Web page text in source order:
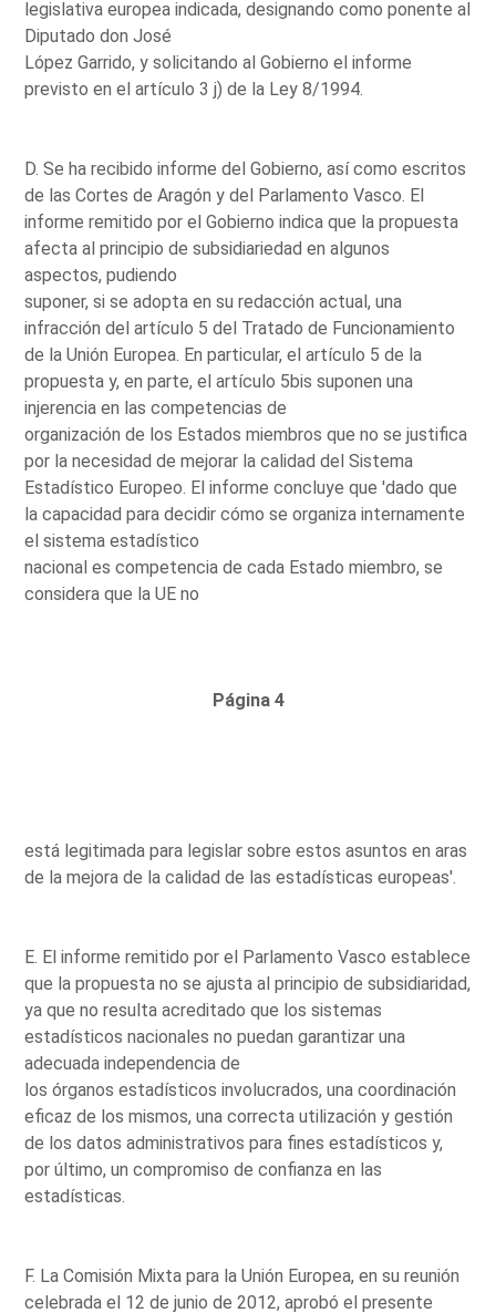
legislativa europea indicada, designando como ponente al
Diputado don José
López Garrido, y solicitando al Gobierno el informe
previsto en el artículo 3 j) de la Ley 8/1994.
D. Se ha recibido informe del Gobierno, así como escritos
de las Cortes de Aragón y del Parlamento Vasco. El
informe remitido por el Gobierno indica que la propuesta
afecta al principio de subsidiariedad en algunos
aspectos, pudiendo
suponer, si se adopta en su redacción actual, una
infracción del artículo 5 del Tratado de Funcionamiento
de la Unión Europea. En particular, el artículo 5 de la
propuesta y, en parte, el artículo 5bis suponen una
injerencia en las competencias de
organización de los Estados miembros que no se justifica
por la necesidad de mejorar la calidad del Sistema
Estadístico Europeo. El informe concluye que 'dado que
la capacidad para decidir cómo se organiza internamente
el sistema estadístico
nacional es competencia de cada Estado miembro, se
considera que la UE no
Página 4
está legitimada para legislar sobre estos asuntos en aras
de la mejora de la calidad de las estadísticas europeas'.
E. El informe remitido por el Parlamento Vasco establece
que la propuesta no se ajusta al principio de subsidiaridad,
ya que no resulta acreditado que los sistemas
estadísticos nacionales no puedan garantizar una
adecuada independencia de
los órganos estadísticos involucrados, una coordinación
eficaz de los mismos, una correcta utilización y gestión
de los datos administrativos para fines estadísticos y,
por último, un compromiso de confianza en las
estadísticas.
F. La Comisión Mixta para la Unión Europea, en su reunión
celebrada el 12 de junio de 2012, aprobó el presente